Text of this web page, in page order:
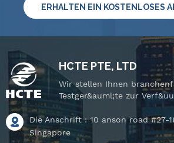
ERHALTEN EIN KOSTENLOSES
HCTE PTE, LTD
Wir stellen Ihnen
Testger&auml;te zur
Die Anschrift : 10 anson road #27-
Singapore